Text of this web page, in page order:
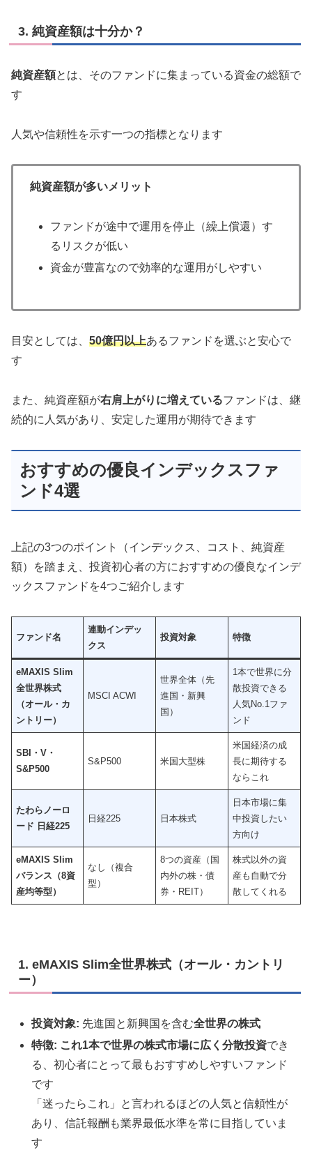
3. 純資産額は十分か？
純資産額とは、そのファンドに集まっている資金の総額で
す
人気や信頼性を示す一つの指標となります
純資産額が多いメリット
ファンドが途中で運用を停止（繰上償還）す
るリスクが低い
資金が豊富なので効率的な運用がしやすい
目安としては、 50億円以上あるファンドを選ぶと安心で
す
また、純資産額が右肩上がりに増えているファンドは、継
続的に人気があり、安定した運用が期待できます
おすすめの優良インデックスファ
ンド4選
上記の3つのポイント（インデックス、コスト、純資産
額）を踏まえ、投資初心者の方におすすめの優良なインデ
ックスファンドを4つご紹介します
ファンド名
連動インデッ
クス
投資対象 特徴
eMAXIS Slim
全世界株式
（オール・カ
ントリー）
MSCI ACWI
世界全体（先
進国・新興
国）
1本で世界に分
散投資できる
人気No.1ファ
ンド
SBI・V・
S&P500
S&P500 米国大型株
米国経済の成
長に期待する
ならこれ
たわらノーロ
ード 日経225
日経225 日本株式
日本市場に集
中投資したい
方向け
eMAXIS Slim
バランス（8資
産均等型）
なし（複合
型）
8つの資産（国
内外の株・債
券・REIT）
株式以外の資
産も自動で分
散してくれる
1. eMAXIS Slim全世界株式（オール・カントリ
ー）
投資対象: 先進国と新興国を含む全世界の株式
特徴: これ1本で世界の株式市場に広く分散投資でき
る、初心者にとって最もおすすめしやすいファンド
です
「迷ったらこれ」と言われるほどの人気と信頼性が
あり、信託報酬も業界最低水準を常に目指していま
す